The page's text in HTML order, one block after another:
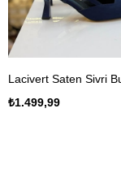
₺1.499,99